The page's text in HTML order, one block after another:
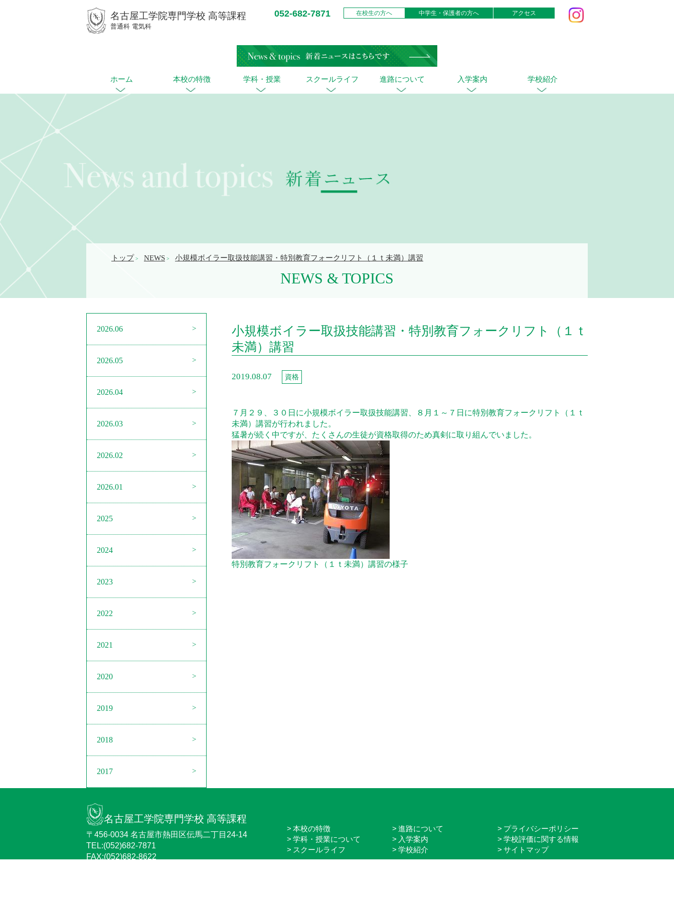
名古屋工学院専門学校 高等課程
普通科 電気科
052-682-7871 在校生の方へ 中学生・保護者の方へ アクセス
ホーム 本校の特徴 学科・授業 スクールライフ 進路について 入学案内 学校紹介
トップ > NEWS > 小規模ボイラー取扱技能講習・特別教育フォークリフト（１ｔ未満）講習
NEWS & TOPICS
小規模ボイラー取扱技能講習・特別教育フォークリフト（１ｔ
未満）講習
2019.08.07 資格
７月２９、３０日に小規模ボイラー取扱技能講習、８月１～７日に特別教育フォークリフト（１ｔ
未満）講習が行われました。
猛暑が続く中ですが、たくさんの生徒が資格取得のため真剣に取り組んでいました。
特別教育フォークリフト（１ｔ未満）講習の様子
2026.06
2026.05
2026.04
2026.03
2026.02
2026.01
2025
2024
2023
2022
2021
2020
2019
2018
2017
名古屋工学院専門学校 高等課程
〒456-0034 名古屋市熱田区伝馬二丁目24-14
TEL:(052)682-7871
FAX:(052)682-8622
本校の特徴
学科・授業について
スクールライフ
進路について
入学案内
学校紹介
プライバシーポリシー
学校評価に関する情報
サイトマップ